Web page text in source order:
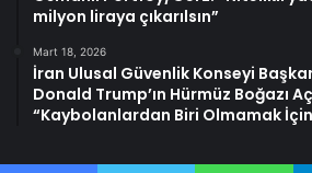
milyon liraya çıkarılsın”
Mart 18, 2026
İran Ulusal Güvenlik Konseyi
Donald Trump’ın Hürmüz Boğazı
“Kaybolanlardan Biri Olmamak